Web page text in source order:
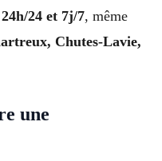
24h/24 et 7j/7, même
Chutes-Lavie,
une